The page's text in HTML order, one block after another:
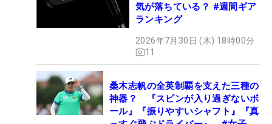
気が落ちている？ #週間ギア
ランキング
2026年7月30日 (木) 18時00分
11
桑木志帆の全英制覇を支えた三種の
神器？ 『スピンが入り過ぎないボ
ール』『振りやすいシャフト』『真